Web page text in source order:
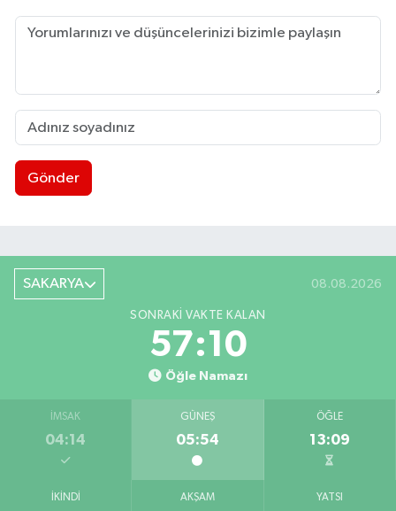
Gönder
SAKARYA 08.08.2026
SONRAKI VAKTE KALAN
57:10
Öğle Namazı
İMSAK
04:14
GÜNEŞ
05:54
ÖĞLE
13:09
İKINDI AKŞAM YATSI